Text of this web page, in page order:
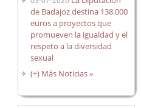
de Badajoz destina 138.000
euros a proyectos que
promueven la igualdad y el
respeto a la diversidad
sexual
(+) Más Noticias »